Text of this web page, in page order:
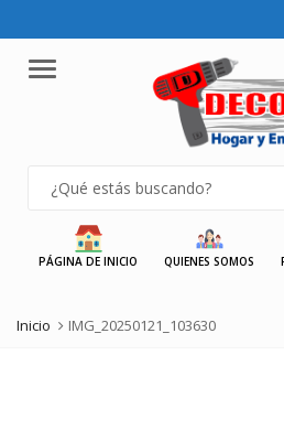
Menu
PÁGINA DE INICIO QUIENES SOMOS
Inicio IMG_20250121_103630